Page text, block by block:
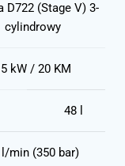
D722 (Stage V) 3-
cylindrowy
kW / 20 KM
48 l
l/min (350 bar)